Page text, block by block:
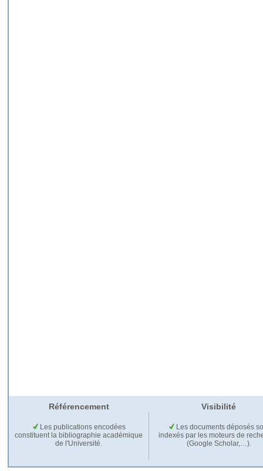
Référencement Visibilité
Les publications encodées
constituent la bibliographie académique
de l'Université.
Les documents déposés
indexés par les moteurs de
(Google Scholar,…).